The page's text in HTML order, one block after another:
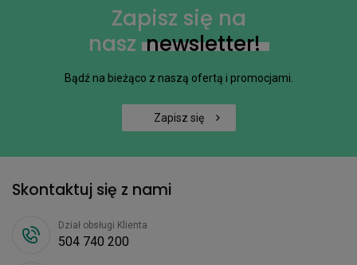
Zapisz się na
nasz newsletter!
Bądź na bieżąco z naszą ofertą i promocjami.
Zapisz się
Skontaktuj się z nami
Dział obsługi Klienta
504 740 200